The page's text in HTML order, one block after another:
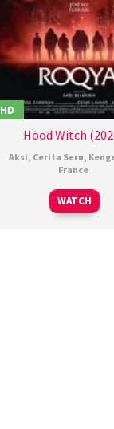
HD
Hood Witch
Aksi, Cerita Seru,
France
15
May
Saïd
Belktibia
WATCH